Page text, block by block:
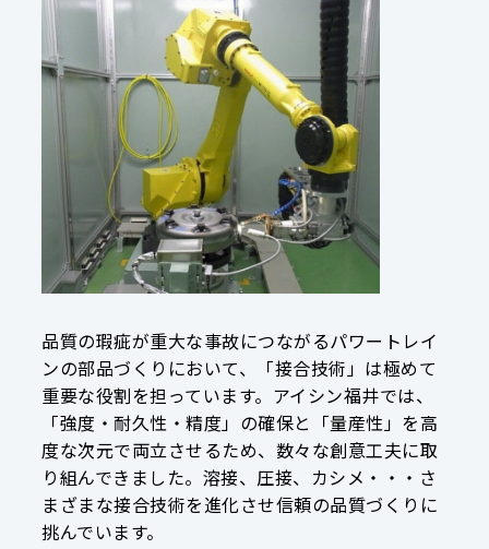
品質の瑕疵が重大な事故につながるパワートレイ
ンの部品づくりにおいて、「接合技術」は極めて
重要な役割を担っています。アイシン福井では、
「強度・耐久性・精度」の確保と「量産性」を高
度な次元で両立させるため、数々な創意工夫に取
り組んできました。溶接、圧接、カシメ・・・さ
まざまな接合技術を進化させ信頼の品質づくりに
挑んでいます。